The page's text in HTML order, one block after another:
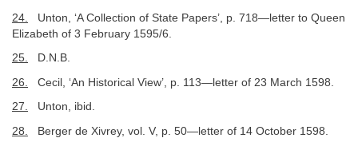
24.
Unton, ‘A Collection of State Papers’, p. 718—letter to Queen
Elizabeth of 3 February 1595/6.
25. D.N.B.
26. Cecil, ‘An Historical View’, p. 113—letter of 23 March 1598.
27. Unton, ibid.
28. Berger de Xivrey, vol. V, p. 50—letter of 14 October 1598.